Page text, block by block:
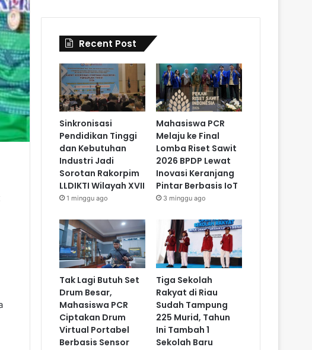
Recent Post
Sinkronisasi
Pendidikan Tinggi
dan Kebutuhan
Industri Jadi
Sorotan Rakorpim
LLDIKTI Wilayah XVII
1 minggu ago
Mahasiswa PCR
Melaju ke Final
Lomba Riset Sawit
2026 BPDP Lewat
Inovasi Keranjang
Pintar Berbasis IoT
3 minggu ago
Tak Lagi Butuh Set
Drum Besar,
Mahasiswa PCR
Ciptakan Drum
Virtual Portabel
Berbasis Sensor
Tiga Sekolah
Rakyat di Riau
Sudah Tampung
225 Murid, Tahun
Ini Tambah 1
Sekolah Baru